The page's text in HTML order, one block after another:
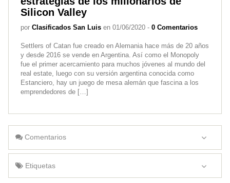
Silicon Valley
por Clasificados San Luis en 01/06/2020 - 0 Comentarios
Settlers of Catan fue creado en Alemania hace más de 20 años
y desde 2016 se vende en Argentina. Así como el Monopoly
fue el primer acercamiento para muchos jóvenes al mundo del
real estate, luego con su versión argentina conocida como
Estanciero, hay un juego de mesa alemán que fascina a los
emprendedores de […]
Comentarios
Etiquetas